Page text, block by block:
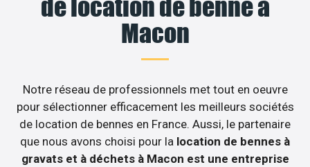
de location de benne à
Macon
Notre réseau de professionnels met tout en oeuvre
pour sélectionner efficacement les meilleurs sociétés
de location de bennes en France. Aussi, le partenaire
que nous avons choisi pour la location de bennes à
gravats et à déchets à Macon est une entreprise